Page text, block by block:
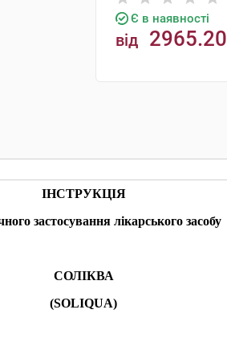
Є в наявності
від 2965.20